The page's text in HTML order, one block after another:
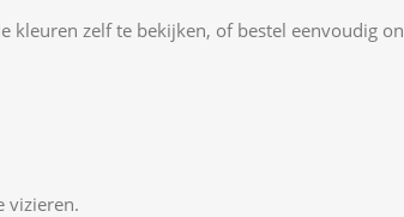
zelf te bekijken, of bestel eenvoudig
vizieren.